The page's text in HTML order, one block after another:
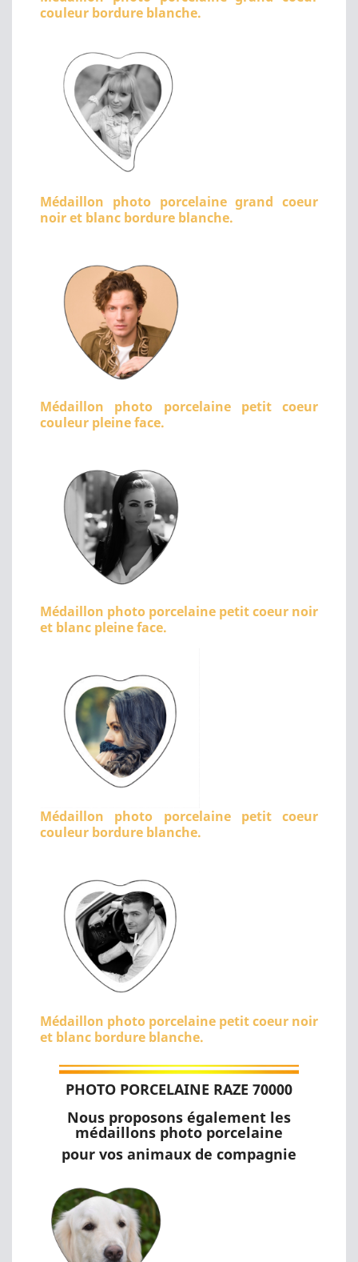
couleur bordure blanche.
Médaillon photo porcelaine grand coeur
noir et blanc bordure blanche.
Médaillon photo porcelaine petit coeur
couleur pleine face.
Médaillon photo porcelaine petit coeur noir
et blanc pleine face.
Médaillon photo porcelaine petit coeur
couleur bordure blanche.
Médaillon photo porcelaine petit coeur noir
et blanc bordure blanche.
PHOTO PORCELAINE RAZE 70000
Nous proposons également les
médaillons photo porcelaine
pour vos animaux de compagnie